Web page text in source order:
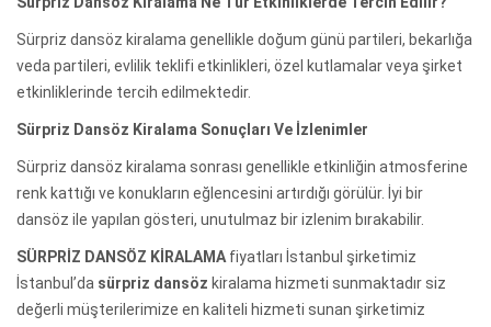
Sürpriz dansöz kiralama genellikle doğum günü partileri, bekarlığa
veda partileri, evlilik teklifi etkinlikleri, özel kutlamalar veya şirket
etkinliklerinde tercih edilmektedir.
Sürpriz Dansöz Kiralama Sonuçları Ve İzlenimler
Sürpriz dansöz kiralama sonrası genellikle etkinliğin atmosferine
renk kattığı ve konukların eğlencesini artırdığı görülür. İyi bir
dansöz ile yapılan gösteri, unutulmaz bir izlenim bırakabilir.
SÜRPRİZ DANSÖZ KİRALAMA fiyatları İstanbul şirketimiz
İstanbul’da sürpriz dansöz kiralama hizmeti sunmaktadır siz
değerli müşterilerimize en kaliteli hizmeti sunan şirketimiz